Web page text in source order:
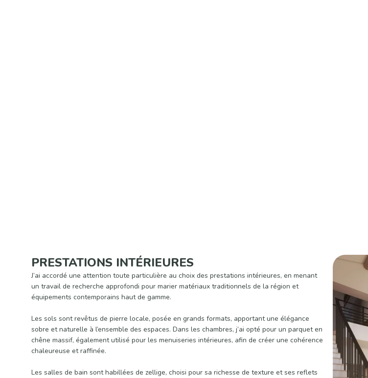
PRESTATIONS INTÉRIEURES
J’ai accordé une attention toute particulière au choix des prestations intérieures, en menant
un travail de recherche approfondi pour marier matériaux traditionnels de la région et
équipements contemporains haut de gamme.
Les sols sont revêtus de pierre locale, posée en grands formats, apportant une élégance
sobre et naturelle à l’ensemble des espaces. Dans les chambres, j’ai opté pour un parquet en
chêne massif, également utilisé pour les menuiseries intérieures, afin de créer une cohérence
chaleureuse et raffinée.
Les salles de bain sont habillées de zellige, choisi pour sa richesse de texture et ses reflets